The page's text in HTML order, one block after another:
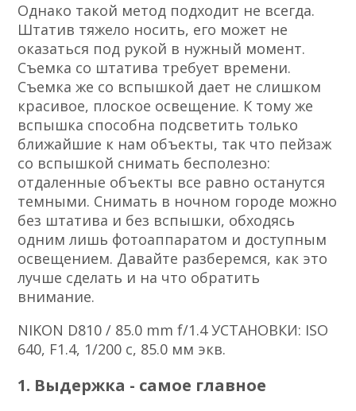
Однако такой метод подходит не всегда.
Штатив тяжело носить, его может не
оказаться под рукой в нужный момент.
Съемка со штатива требует времени.
Съемка же со вспышкой дает не слишком
красивое, плоское освещение. К тому же
вспышка способна подсветить только
ближайшие к нам объекты, так что пейзаж
со вспышкой снимать бесполезно:
отдаленные объекты все равно останутся
темными. Снимать в ночном городе можно
без штатива и без вспышки, обходясь
одним лишь фотоаппаратом и доступным
освещением. Давайте разберемся, как это
лучше сделать и на что обратить
внимание.
NIKON D810 / 85.0 mm f/1.4 УСТАНОВКИ: ISO
640, F1.4, 1/200 с, 85.0 мм экв.
1. Выдержка - самое главное